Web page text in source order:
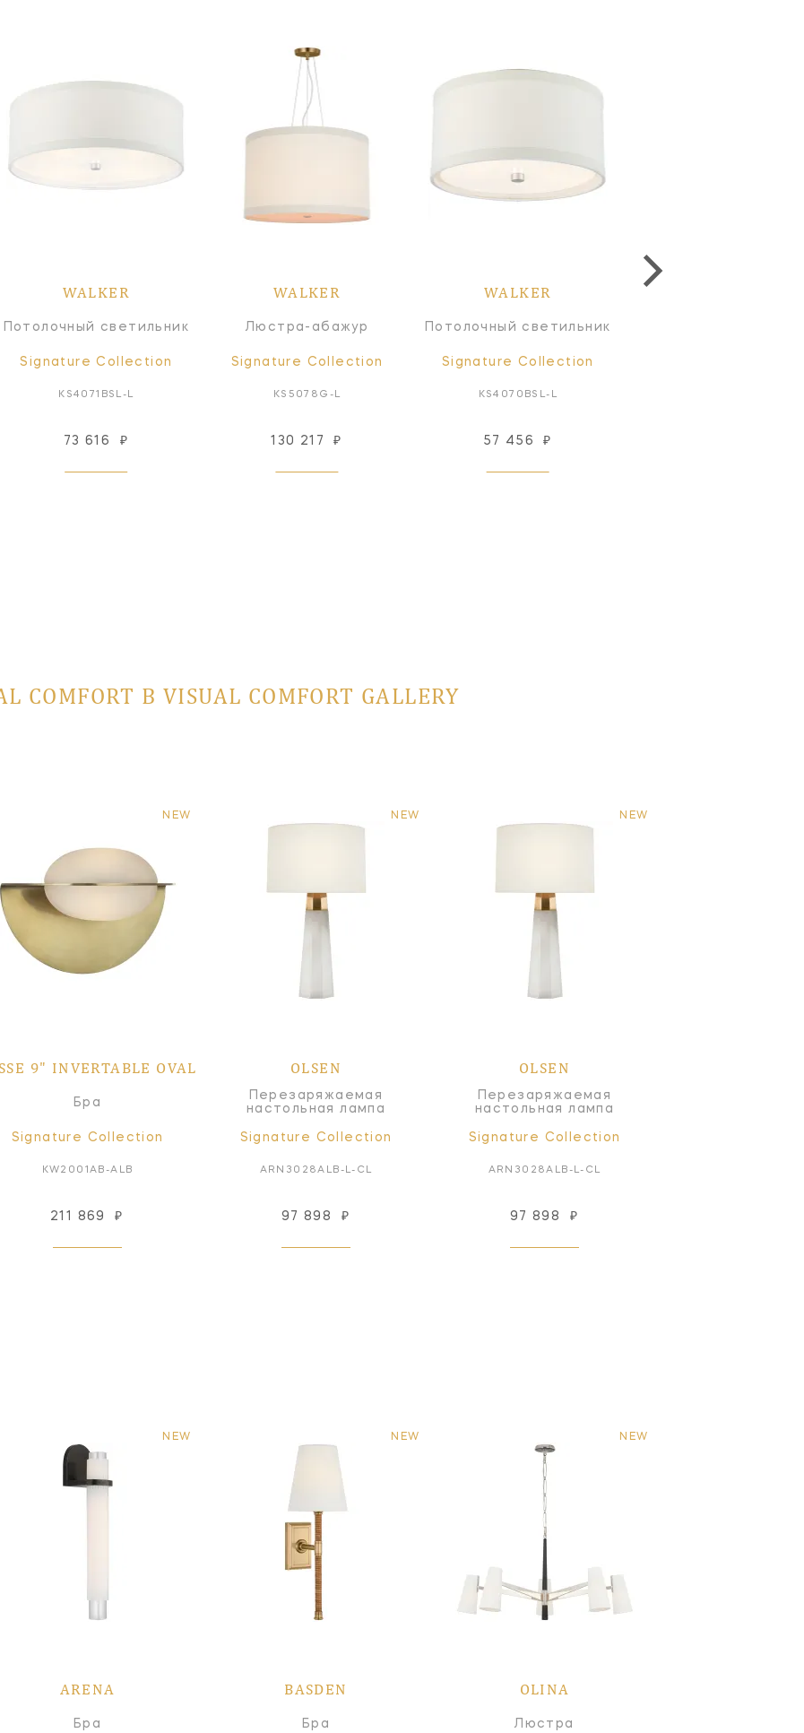
WALKER
Потолочный светильник
Signature Collection
KS4071BSL-L
73 616 ₽
WALKER
Люстра-абажур
Signature Collection
KS5078G-L
130 217 ₽
WALKER
Потолочный светильник
Signature Collection
KS4070BSL-L
57 456 ₽
COMFORT В VISUAL COMFORT GALLERY
NEW
9" INVERTABLE OVAL
Бра
Signature Collection
KW2001AB-ALB
211 869 ₽
NEW
OLSEN
Перезаряжаемая
настольная лампа
Signature Collection
ARN3028ALB-L-CL
97 898 ₽
NEW
OLSEN
Перезаряжаемая
настольная лампа
Signature Collection
ARN3028ALB-L-CL
97 898 ₽
NEW
ARENA
Бра
NEW
BASDEN
Бра
NEW
OLINA
Люстра